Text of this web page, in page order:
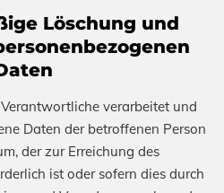
Löschung und
verarbeitet und
Daten der betroffenen Person
der zur Erreichung des
ist oder sofern dies durch